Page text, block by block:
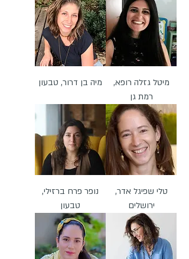
מיטל גזלה רופא,
רמת גן
מיה בן דרור, טבעון
טלי שפיגל אדר,
ירושלים
נופר פרח ברזילי,
טבעון